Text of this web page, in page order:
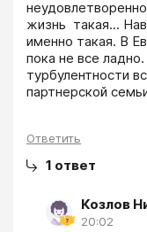
жизнь  такая...
именно такая. В
пока не все
турбулентности
партнерской
Ответить
1 ответ
Козлов
20:02